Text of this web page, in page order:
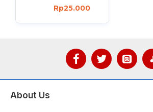
Rp25.000
About Us